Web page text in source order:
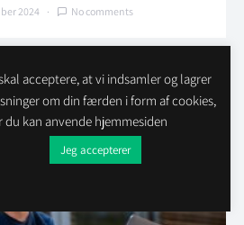
2024 No comments
acceptere, at vi indsamler og lagrer
om din færden i form af cookies,
du kan anvende hjemmesiden
Jeg accepterer